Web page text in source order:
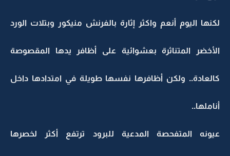
لكنها اليوم أنعم واكثر إثارة بالفرنش منيكور وبتلات الورد
الأخضر المتناثرة بعشوائية على أظافر يدها المقصوصة
كالعادة.. ولكن أظافرها نفسها طويلة في امتدادها داخل
أناملها..
عيونه المتفحصة المدعية للبرود ترتفع أكثر لخصرها